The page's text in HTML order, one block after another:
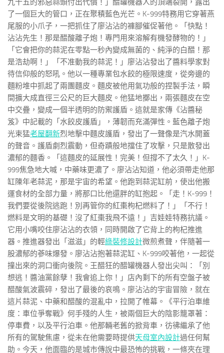
九十五的邪惡蒜頭付出代價！」醋罐機器人的頂端裂開，露出
了一個巨大的管口，正在聚積藍色光芒。K-999特務用它穿著燕
尾服的小爪子，一把抓住了廖沾沾的褲腳催促著他。「快點！
沾沾先生！那是醋酸離子炮！專門用來溶解有機發酵物的！」
「它會把你的蒜泥在零點一秒內變成無菌的、純淨的白醋！那
是浩劫啊！」「不准動我的蒜泥！」廖沾沾發出了醬料學家對
待信仰般的怒吼。他以一種專業包水餃的極限速度，從旁邊的
麵粉堆中抓起了兩團麵皮。麵皮被他用氣功般的捏製手法，瞬
間擴大成直徑三公尺的巨大麵皮。他猛地擲出，兩張麵皮在空
中交疊，變成一個半透明的防禦護盾。這就是家傳《沾醬秘
笈》中記載的「水餃皮護盾」，薄韌而充滿彈性。藍色離子炮
光束猛老屋翻新烈地擊中麵皮護盾，發出了一聲像是汽水開蓋
的聲音。護盾劇烈震動，但奇蹟般地擋住了攻擊，只是散發出
濃郁的麵香。「這麵皮的延展性！完美！但撐不了太久！」K-
999焦急地大喊，中藥味更濃了。廖沾沾知道，他必須帶走他那
缸陳年老蒜泥，那是宇宙的希望。他跑到蒜泥缸前，使出他搬
運食材的全部力量，將那口比他還胖的缸抱起。「走！K-999！
我們要從後院逃跑！別再管你的紅棗枸杞燃料了！」「不行！
燃料是文明的基礎！沒了紅棗我飛不遠！」吉娃娃特務抗議。
它用小嘴咬住廖沾沾的衣領，同時開啟了它背上的枸杞推進
器。推進器發出「滋滋」的輕綠裝修設計微煎煮聲，伴隨著一
股濃郁的蔘味爆發。廖沾沾抱著蒜泥缸、K-999咬著他，一起從
撞出來的洞口衝向後院。王醋狂的醋罐機器人發出尖叫：「別
想逃！醬油黨餘孽！我會追上你！」店內剩下的所有空盤子被
醋酸氣波震碎，發出了最後的哀鳴。廖沾沾的宇宙冒險，就在
這片蒜泥、中藥和醋酸的混亂中，拉開了帷幕。《平行泊車維
度：車位爭奪戰》何手殘的人生，被兩個巨大的陰影籠罩著：
停車費，以及平行泊車。他那輛老舊的掀背車，彷彿繼承了他
所有的駕駛焦慮，從未在他需要時提供天母室內設計過任何幫
助。今天，他面臨的是城市傳說中最恐怖的挑戰，一條夾在理